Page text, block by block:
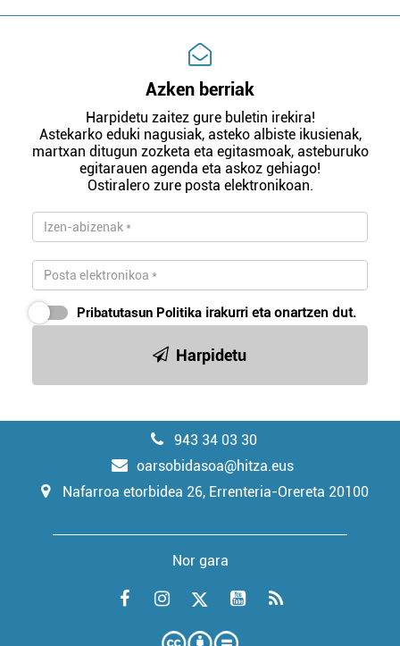
Azken berriak
Harpidetu zaitez gure buletin irekira!
Astekarko eduki nagusiak, asteko albiste ikusienak,
martxan ditugun zozketa eta egitasmoak, asteburuko
egitarauen agenda eta askoz gehiago!
Ostiralero zure posta elektronikoan.
Pribatutasun Politika irakurri eta onartzen dut.
Harpidetu
943 34 03 30
oarsobidasoa@hitza.eus
Nafarroa etorbidea 26, Errenteria-Orereta 20100
Nor gara